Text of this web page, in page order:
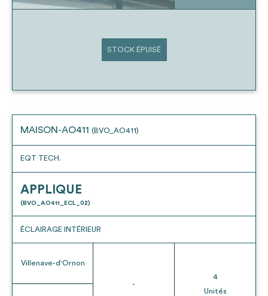
STOCK ÉPUISÉ
MAISON-AO411 (BVO_AO411)
EQT TECH.
APPLIQUE
(BVO_AO411_ECL_02)
ÉCLAIRAGE INTÉRIEUR
Villenave-d'Ornon
-
4
Unités